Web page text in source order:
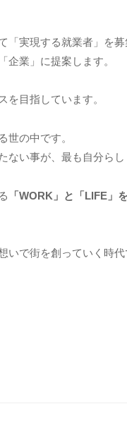
「実現する就業者」を募
企業」に提案します。
を目指しています。
世の中です。
ない事が、最も自分ら
「WORK」と「LIFE」
いで街を創っていく時代